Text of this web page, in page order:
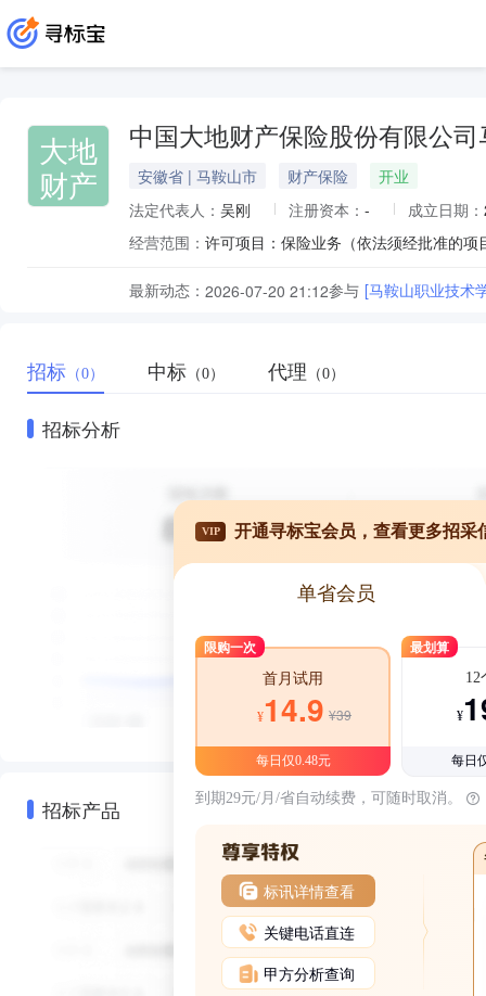
大地
财产
中国大地财产保险股份有限公
安徽省 | 马鞍山市 财产保险
开业
法定代表人： 吴刚 注册资本： - 成立日期：
经营范围： 许可项目：保险业务（依法须经批准的
最新动态： 2026-07-20 21:12参与 [马鞍山职业技术
招标 （0） 中标 （0） 代理 （0）
招标分析
招标产品
VIP 开通寻标宝会员，查看更多招采
单省会员
限购一次
首月试用
¥14.9 ¥39
每日仅0.48元
最划算
12
¥
每日
到期29元/月/省自动续费，可随时取消。
标讯详情查看
关键电话直连
甲方分析查询